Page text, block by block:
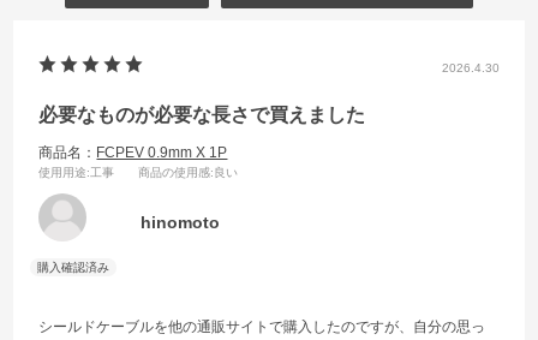
2026.4.30
必要なものが必要な長さで買えました
商品名： FCPEV 0.9mm X 1P
使用用途:工事 商品の使用感:良い
hinomoto
シールドケーブルを他の通販サイトで購入したのですが、自分の思っ